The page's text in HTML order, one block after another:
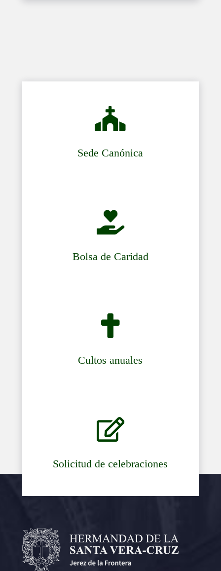

Sede Canónica

Bolsa de Caridad

Cultos anuales

Solicitud de celebraciones